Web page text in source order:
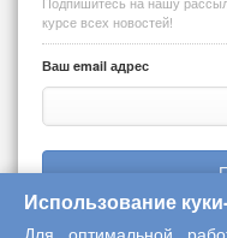
курсе всех новостей!
Ваш email адрес
Использование
Для оптимальной